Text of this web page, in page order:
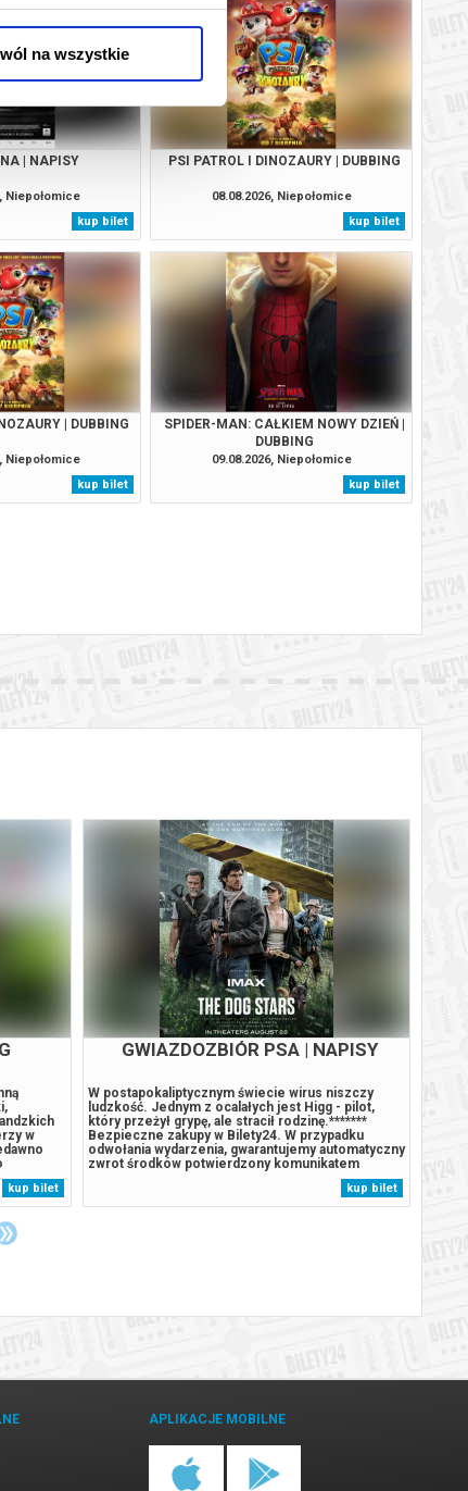
na wszystkie
| NAPISY
Niepołomice
kup bilet
PSI PATROL I DINOZAURY | DUBBING
08.08.2026, Niepołomice
kup bilet
| DUBBING
Niepołomice
kup bilet
SPIDER-MAN: CAŁKIEM NOWY DZIEŃ |
DUBBING
09.08.2026, Niepołomice
kup bilet
w
kolei
górę,
kup bilet
GWIAZDOZBIÓR PSA | NAPISY
W postapokaliptycznym świecie wirus niszczy
ludzkość. Jednym z ocalałych jest Higg - pilot,
który przeżył grypę, ale stracił rodzinę.*******
Bezpieczne zakupy w Bilety24. W przypadku
odwołania wydarzenia, gwarantujemy automatyczny
zwrot środków potwierdzony komunikatem
wysyłanym na adres e-mail, podany podczas
kup bilet
APLIKACJE MOBILNE